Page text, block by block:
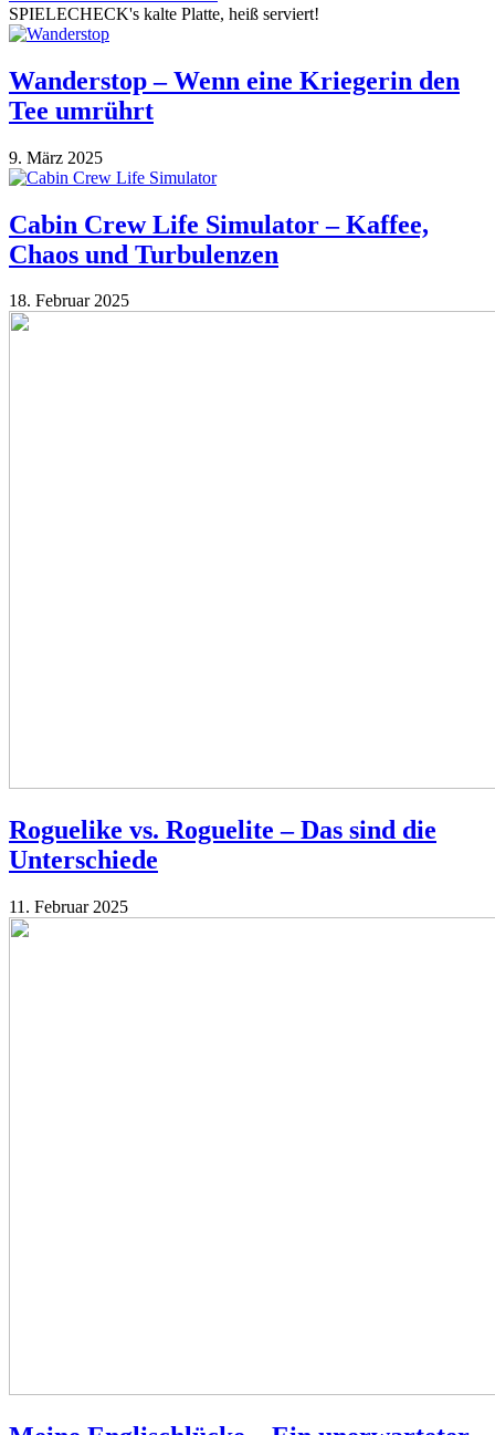
SPIELECHECK's kalte Platte, heiß serviert!
Wanderstop – Wenn eine Kriegerin den
Tee umrührt
9. März 2025
Cabin Crew Life Simulator – Kaffee,
Chaos und Turbulenzen
18. Februar 2025
Roguelike vs. Roguelite – Das sind die
Unterschiede
11. Februar 2025